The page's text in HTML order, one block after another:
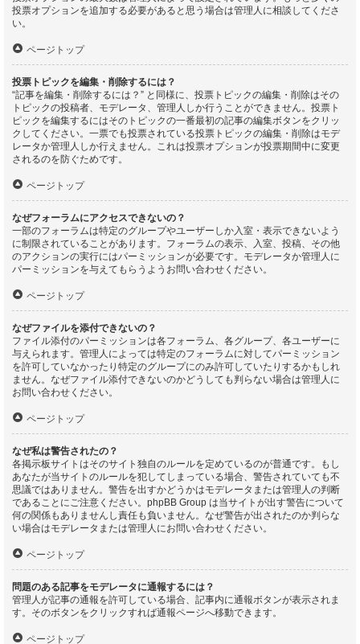
投票オプションを追加する必要があると思う場合は管理人に相談してくださ
い。
ページトップ
投票トピックを編集・削除するには？
“記事を編集・削除するには？” と同様に、投票トピックの編集・削除はその
トピックの投稿者、モデレータ、管理人しか行うことができません。投票ト
ピックを編集するにはそのトピックの一番最初の記事の編集ボタンをクリッ
クしてください。一票でも投票されている投票トピックの編集・削除はモデ
レータか管理人しか行えません。これは投票オプションが投票期間中に変更
されるのを防ぐためです。
ページトップ
なぜフォーラムにアクセスできないの？
一部のフォーラムは特定のグループやユーザーしか入室・表示できないよう
に制限されていることがあります。フォーラムの表示、入室、投稿、その他
のアクションの実行にはパーミッションが必要です。モデレータか管理人に
パーミッションを与えてもらうようお問い合わせください。
ページトップ
なぜファイルを添付できないの？
ファイル添付のパーミッションは各フォーラム、各グループ、各ユーザーに
与えられます。管理人によっては特定のフォーラムに対してパーミッション
を許可していなかったり特定のグループにのみ許可していたりするかもしれ
ません。なぜファイル添付できないのかどうしても判らない場合は管理人に
お問い合わせください。
ページトップ
なぜ私は警告されたの？
各掲示板サイトはそのサイト独自のルールを定めているのが普通です。もし
あなたが当サイトのルールを犯してしまっている場合、警告されていても不
思議ではありません。警告を出すかどうかはモデレータまたは管理人の判断
であることにご注意ください。phpBB Group は当サイトが出す警告について
何の関係もありませんし責任も負いません。なぜ警告が出されたのか判らな
い場合はモデレータまたは管理人にお問い合わせください。
ページトップ
問題のある記事をモデレータに通報するには？
管理人が記事の通報を許可している場合、記事内に通報ボタンが表示されま
す。そのボタンをクリックすれば通報ページへ移動できます。
ページトップ